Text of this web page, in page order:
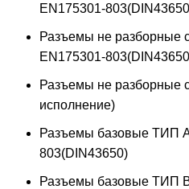
EN175301-
Разъемы не
EN175301-
Разъемы не разборные
исполнение)
Разъемы базовые ТИП
803(DIN43650)
Разъемы базовые ТИП